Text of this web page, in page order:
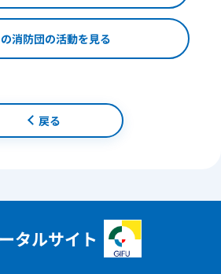
消防団の活動を見る
戻る
タルサイト